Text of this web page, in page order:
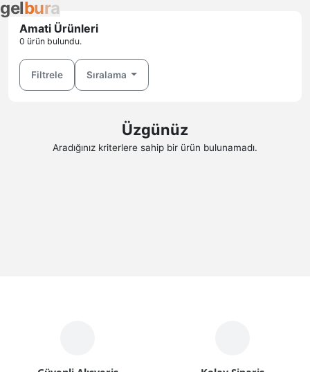
gelbura
Amati Ürünleri
0 ürün bulundu.
Filtrele Sıralama
Üzgünüz
Aradığınız kriterlere sahip bir ürün bulunamadı.